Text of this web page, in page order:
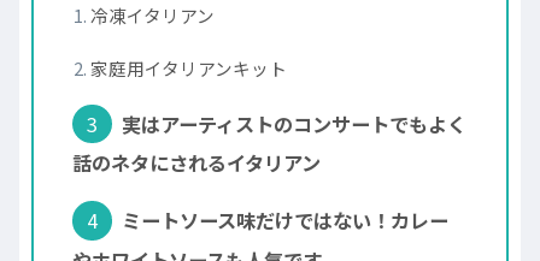
冷凍イタリアン
家庭用イタリアンキット
実はアーティストのコンサートでもよく
話のネタにされるイタリアン
ミートソース味だけではない！カレー